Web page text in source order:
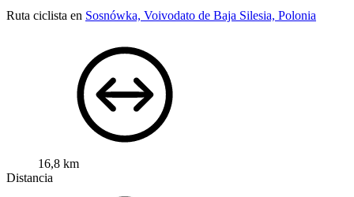
Ruta ciclista en Sosnówka, Voivodato de Baja Silesia, Polonia
16,8 km
Distancia